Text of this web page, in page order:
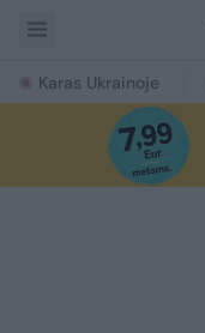
Karas Ukrainoje